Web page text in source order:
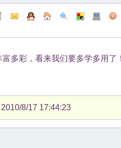
富多彩，看来我们要多学多用了！
8/17 17:44:23